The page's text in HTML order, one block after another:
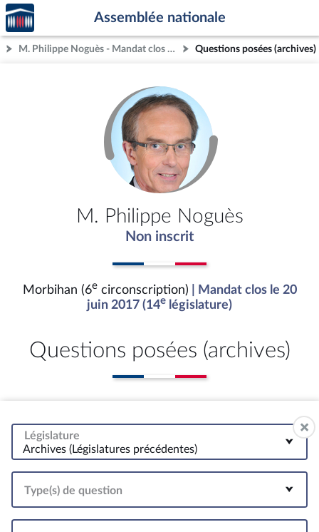
Aller au contenu
Aller en bas de la page
Accèder
à la
page
d'accueil
Assemblée nationale
M. Philippe Noguès - Mandat clos - Morbihan (6e circonscription) Questions posées (archives)
M. Philippe Noguès
Non inscrit
Morbihan (6ecirconscription)
| Mandat clos le 20
juin 2017 (14e législature)
Questions posées (archives)
Législature
Archives (Législatures précédentes)
Type(s) de question